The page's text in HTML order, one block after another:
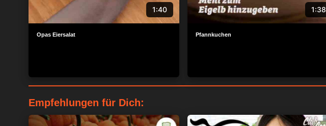
1:40
Opas Eiersalat
1:38
Pfannkuchen
Empfehlungen für Dich: